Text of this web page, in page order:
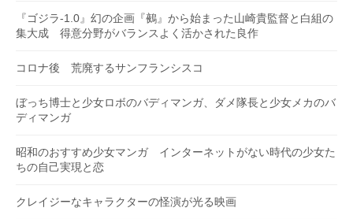
『ゴジラ-1.0』幻の企画『鵺』から始まった山崎貴監督と白組の
集大成 得意分野がバランスよく活かされた良作
コロナ後 荒廃するサンフランシスコ
ぼっち博士と少女ロボのバディマンガ、ダメ隊長と少女メカのバ
ディマンガ
昭和のおすすめ少女マンガ インターネットがない時代の少女た
ちの自己実現と恋
クレイジーなキャラクターの怪演が光る映画